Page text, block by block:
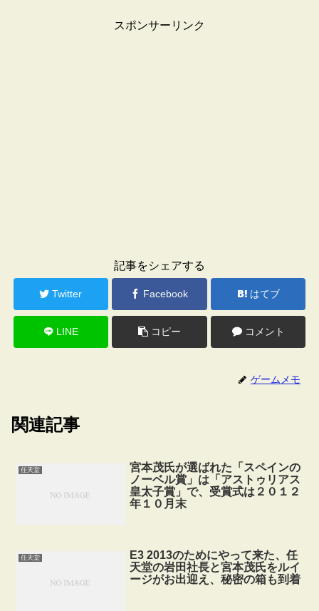
スポンサーリンク
記事をシェアする
Twitter Facebook はてブ
LINE コピー コメント
ゲームメモ
関連記事
任天堂
宮本茂氏が選ばれた「スペインの
ノーベル賞」は「アストゥリアス
皇太子賞」で、受賞式は２０１２
年１０月末
任天堂
E3 2013のためにやって来た、任
天堂の岩田社長と宮本茂氏をルイ
ージがお出迎え、秘密の箱も到着